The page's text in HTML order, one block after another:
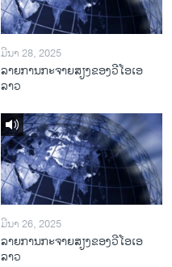
ມີນາ 28, 2025
ລາຍການກະຈາຍສຽງຂອງວີໂອເອ
ລາວ
ມີນາ 26, 2025
ລາຍການກະຈາຍສຽງຂອງວີໂອເອ
ລາວ